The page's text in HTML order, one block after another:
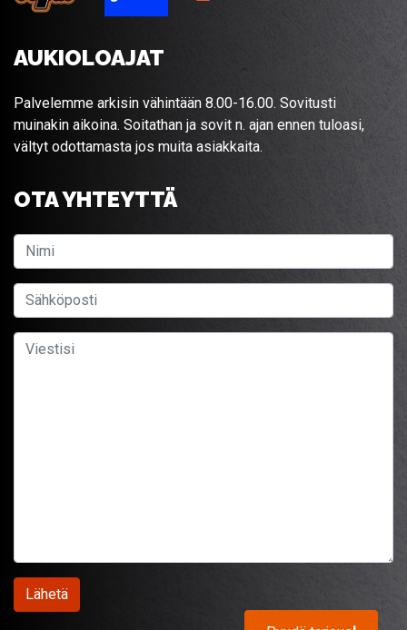
AUKIOLOAJAT
Palvelemme arkisin vähintään 8.00-16.00. Sovitusti
muinakin aikoina. Soitathan ja sovit n. ajan ennen tuloasi,
vältyt odottamasta jos muita asiakkaita.
OTA YHTEYTTÄ